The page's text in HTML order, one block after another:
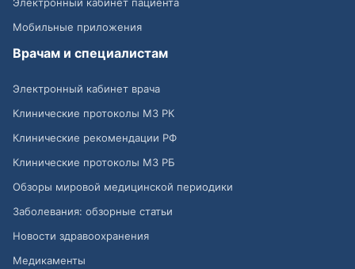
Мобильные приложения
Врачам и специалистам
Электронный кабинет врача
Клинические протоколы МЗ РК
Клинические рекомендации РФ
Клинические протоколы МЗ РБ
Обзоры мировой медицинской периодики
Заболевания: обзорные статьи
Новости здравоохранения
Медикаменты